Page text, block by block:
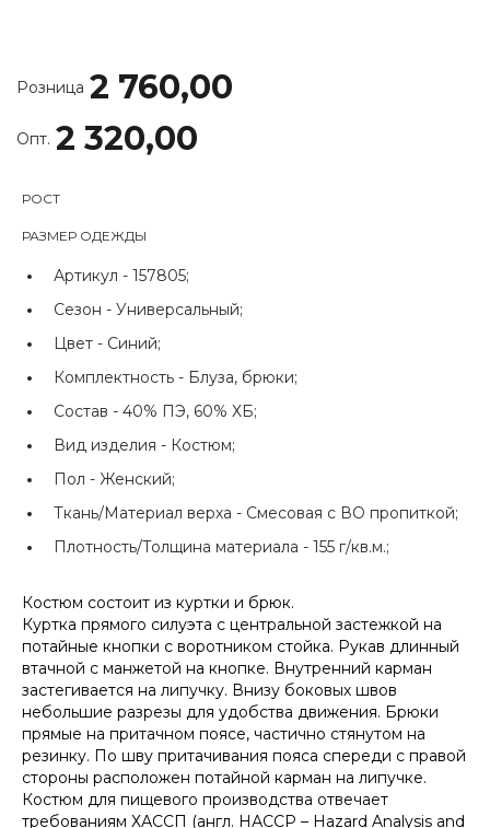
Розница 2 760,00
Опт. 2 320,00
РОСТ
РАЗМЕР ОДЕЖДЫ
Артикул - 157805;
Сезон - Универсальный;
Цвет - Синий;
Комплектность - Блуза, брюки;
Состав - 40% ПЭ, 60% ХБ;
Вид изделия - Костюм;
Пол - Женский;
Ткань/Материал верха - Смесовая с ВО пропиткой;
Плотность/Толщина материала - 155 г/кв.м.;
Костюм состоит из куртки и брюк.
Куртка прямого силуэта с центральной застежкой на
потайные кнопки с воротником стойка. Рукав длинный
втачной с манжетой на кнопке. Внутренний карман
застегивается на липучку. Внизу боковых швов
небольшие разрезы для удобства движения. Брюки
прямые на притачном поясе, частично стянутом на
резинку. По шву притачивания пояса спереди с правой
стороны расположен потайной карман на липучке.
Костюм для пищевого производства отвечает
требованиям ХАССП (англ. НАССР – Hazard Analysis and